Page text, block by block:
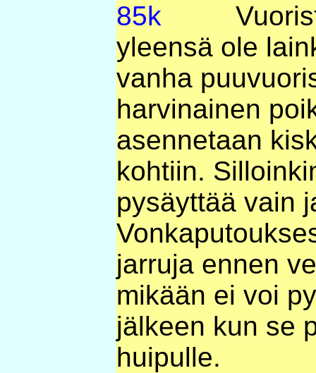
yleensä ole
vanha
harvinainen
asennetaan
kohtiin.
pysäyttää vain
jarruja ennen
mikään ei voi
jälkeen kun se
huipulle.